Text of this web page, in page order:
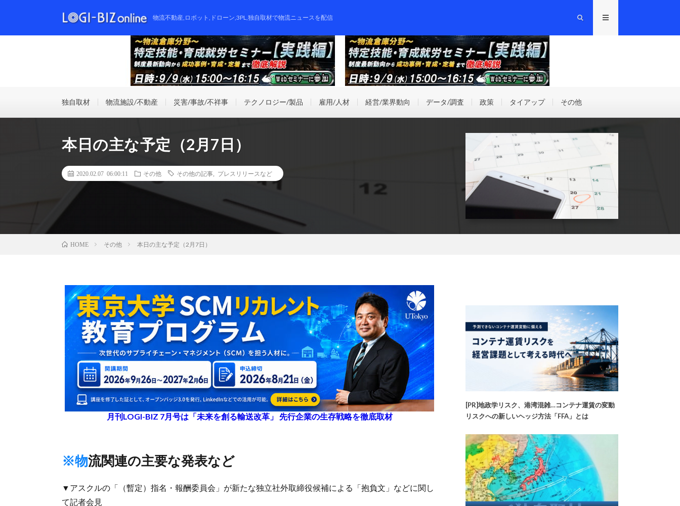
物流不動産,ロボット,ドローン,3PL,独自取材で物流ニュースを配信
独自取材 物流施設/不動産 災害/事故/不祥事 テクノロジー/製品 雇用/人材 経営/業界動向 データ/調査 政策 タイアップ その他
本日の主な予定（2月7日）
2020.02.07 06:00:11 その他 その他の記事 プレスリリースなど
HOME その他 本日の主な予定（2月7日）
月刊LOGI-BIZ 7月号は「未来を創る輸送改革」 先行企業の生存戦略を徹底取材
※物流関連の主要な発表など
▼アスクルの「（暫定）指名・報酬委員会」が新たな独立社外取締役候補による「抱負文」などに関し
て記者会見
[PR]地政学リスク、港湾混雑…コンテナ運賃の変動
リスクへの新しいヘッジ方法「FFA」とは